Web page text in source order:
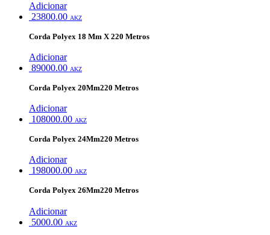
Adicionar
23800.00 AKZ
Corda Polyex 18 Mm X 220 Metros
Adicionar
89000.00 AKZ
Corda Polyex 20Mm220 Metros
Adicionar
108000.00 AKZ
Corda Polyex 24Mm220 Metros
Adicionar
198000.00 AKZ
Corda Polyex 26Mm220 Metros
Adicionar
5000.00 AKZ